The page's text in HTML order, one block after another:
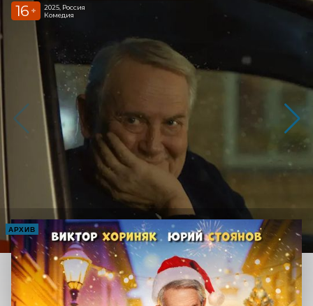
16 +
2025, Россия
Комедия
АРХИВ